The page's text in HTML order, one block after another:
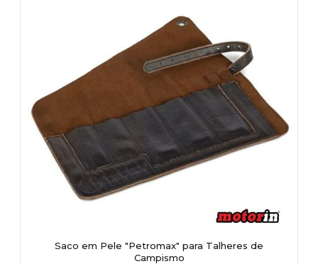
Saco em Pele "Petromax" para Talheres de
Campismo